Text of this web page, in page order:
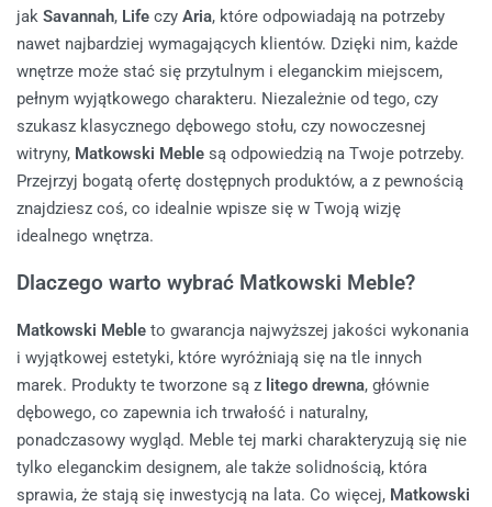
jak Savannah, Life czy Aria, które odpowiadają na potrzeby
nawet najbardziej wymagających klientów. Dzięki nim, każde
wnętrze może stać się przytulnym i eleganckim miejscem,
pełnym wyjątkowego charakteru. Niezależnie od tego, czy
szukasz klasycznego dębowego stołu, czy nowoczesnej
witryny, Matkowski Meble są odpowiedzią na Twoje potrzeby.
Przejrzyj bogatą ofertę dostępnych produktów, a z pewnością
znajdziesz coś, co idealnie wpisze się w Twoją wizję
idealnego wnętrza.
Dlaczego warto wybrać Matkowski Meble?
Matkowski Meble to gwarancja najwyższej jakości wykonania
i wyjątkowej estetyki, które wyróżniają się na tle innych
marek. Produkty te tworzone są z litego drewna, głównie
dębowego, co zapewnia ich trwałość i naturalny,
ponadczasowy wygląd. Meble tej marki charakteryzują się nie
tylko eleganckim designem, ale także solidnością, która
sprawia, że stają się inwestycją na lata. Co więcej, Matkowski